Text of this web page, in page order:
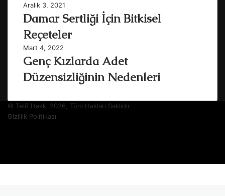
Aralık 3, 2021
Damar Sertliği İçin Bitkisel
Reçeteler
Mart 4, 2022
Genç Kızlarda Adet
Düzensizliğinin Nedenleri
© Telif Hakkı 2026, Tüm Hakları Saklıdır
Gizlilik Politikası